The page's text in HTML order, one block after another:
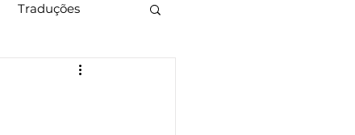
Traduções